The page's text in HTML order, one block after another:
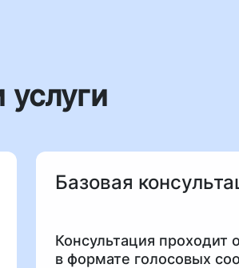
Базовая
Консультация проходит
в формате голосовых